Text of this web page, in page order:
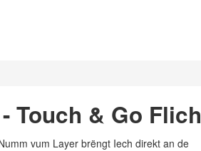
Touch & Go Flich
vum Layer brëngt Iech direkt an de